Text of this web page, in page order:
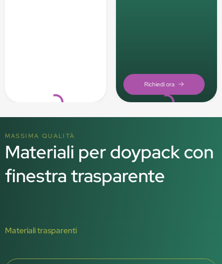
Loading... Loading...
MASSIMA QUALITÀ
Materiali per doypack con
finestra trasparente
Materiali trasparenti